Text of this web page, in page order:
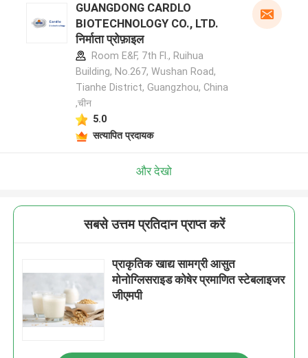
GUANGDONG CARDLO
BIOTECHNOLOGY CO., LTD.
निर्माता प्रोफ़ाइल
Room E&F, 7th Fl., Ruihua
Building, No.267, Wushan Road,
Tianhe District, Guangzhou, China
,चीन
5.0
सत्यापित प्रदायक
और देखो
सबसे उत्तम प्रतिदान प्राप्त करें
प्राकृतिक खाद्य सामग्री आसुत
मोनोग्लिसराइड कोषेर प्रमाणित स्टेबलाइजर
जीएमपी